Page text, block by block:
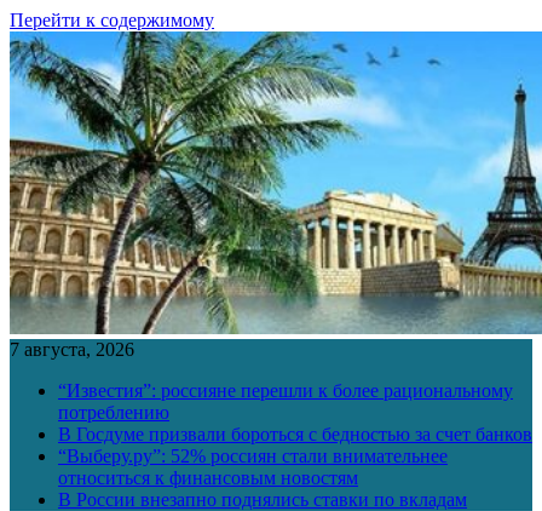
Перейти к содержимому
7 августа, 2026
“Известия”: россияне перешли к более рациональному
потреблению
В Госдуме призвали бороться с бедностью за счет банков
“Выберу.ру”: 52% россиян стали внимательнее
относиться к финансовым новостям
В России внезапно поднялись ставки по вкладам